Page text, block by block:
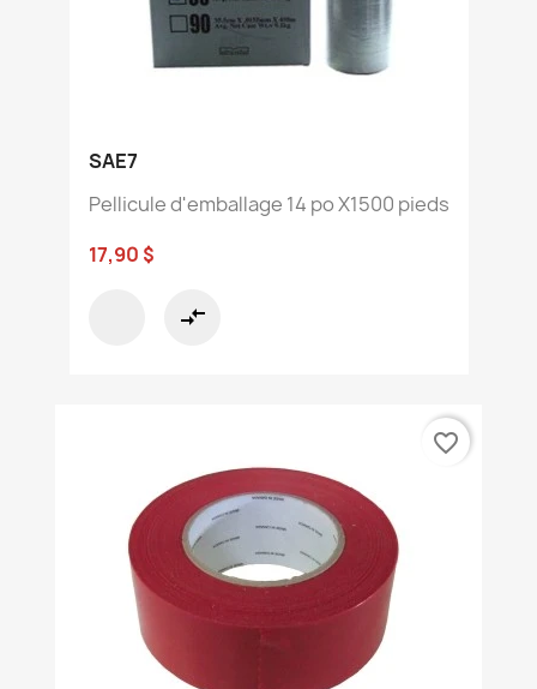
SAE7
Pellicule d'emballage 14 po X1500 pieds
17,90 $
compare_arrows
favorite_border